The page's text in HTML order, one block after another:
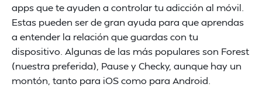
apps que te ayuden a controlar tu adicción al móvil.
Estas pueden ser de gran ayuda para que aprendas
a entender la relación que guardas con tu
dispositivo. Algunas de las más populares son Forest
(nuestra preferida), Pause y Checky, aunque hay un
montón, tanto para iOS como para Android.